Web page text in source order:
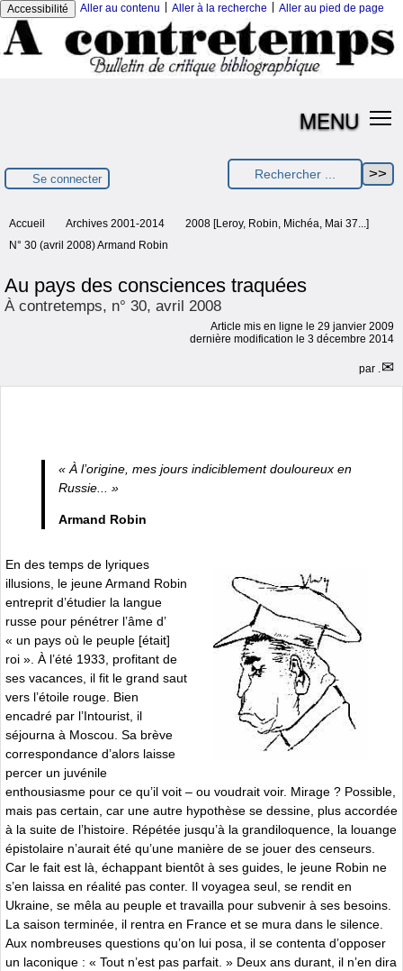
Accessibilité Aller au contenu Aller à la recherche Aller au pied de page
MENU
Se connecter
Accueil Archives 2001-2014
2008 [Leroy, Robin, Michéa, Mai 37...]
N° 30 (avril 2008) Armand Robin
Au pays des consciences traquées
À contretemps, n° 30, avril 2008
Article mis en ligne le 29 janvier 2009
dernière modification le 3 décembre 2014
par .
« À l’origine, mes jours indiciblement douloureux en
Russie... »
Armand Robin
En des temps de lyriques
illusions, le jeune Armand Robin
entreprit d’étudier la langue
russe pour pénétrer l’âme d’
« un pays où le peuple [était]
roi ». À l’été 1933, profitant de
ses vacances, il fit le grand saut
vers l’étoile rouge. Bien
encadré par l’Intourist, il
séjourna à Moscou. Sa brève
correspondance d’alors laisse
percer un juvénile
enthousiasme pour ce qu’il voit – ou voudrait voir. Mirage ? Possible,
mais pas certain, car une autre hypothèse se dessine, plus accordée
à la suite de l’histoire. Répétée jusqu’à la grandiloquence, la louange
épistolaire n’aurait été qu’une manière de se jouer des censeurs.
Car le fait est là, échappant bientôt à ses guides, le jeune Robin ne
s’en laissa en réalité pas conter. Il voyagea seul, se rendit en
Ukraine, se mêla au peuple et travailla pour subvenir à ses besoins.
La saison terminée, il rentra en France et se mura dans le silence.
Aux nombreuses questions qu’on lui posa, il se contenta d’opposer
un laconique : « Tout n’est pas parfait. » Deux ans durant, il n’en dira